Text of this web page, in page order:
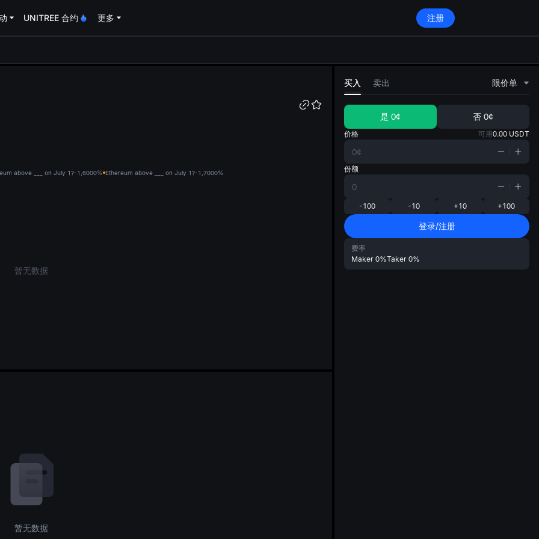
UNITREE 合约 更多 注册
above ___ on July 1?-1,6000% Ethereum above ___ on July 1?-1,7000%
暂无数据
暂无数据
买入 卖出 限价单
是 0¢ 否 0¢
价格 可用0.00 USDT
份额
-100 -10 +10 +100
登录/注册
费率
Maker 0%Taker 0%